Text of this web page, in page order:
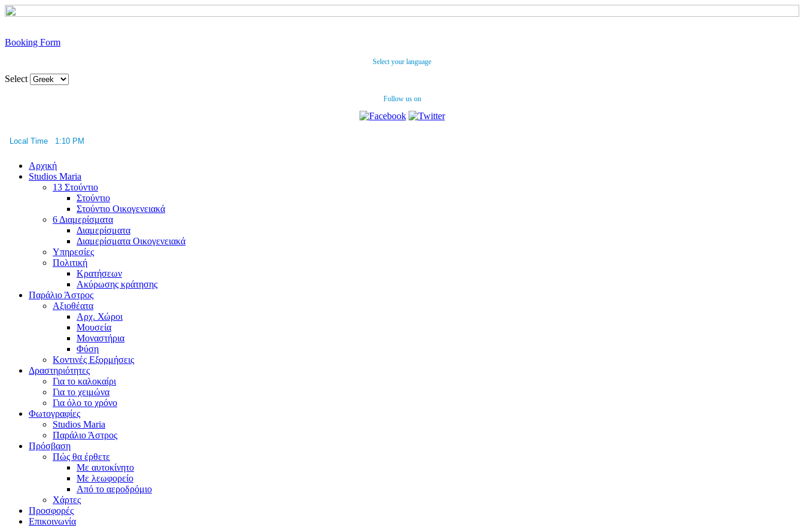
Booking Form
Select your language
Select
Follow us on
Local Time 1:10 PM
Αρχική
Studios Maria
13 Στούντιο
Στούντιο
Στούντιο Οικογενειακά
6 Διαμερίσματα
Διαμερίσματα
Διαμερίσματα Οικογενειακά
Υπηρεσίες
Πολιτική
Κρατήσεων
Ακύρωσης κράτησης
Παράλιο Άστρος
Αξιοθέατα
Αρχ. Χώροι
Μουσεία
Μοναστήρια
Φύση
Κοντινές Εξορμήσεις
Δραστηριότητες
Για το καλοκαίρι
Για το χειμώνα
Για όλο το χρόνο
Φωτογραφίες
Studios Maria
Παράλιο Άστρος
Πρόσβαση
Πώς θα έρθετε
Με αυτοκίνητο
Με λεωφορείο
Από το αεροδρόμιο
Χάρτες
Προσφορές
Επικοινωνία